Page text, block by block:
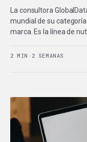
La consultora
mundial de su
marca. Es la línea de
2 MIN · 2 SEMANAS